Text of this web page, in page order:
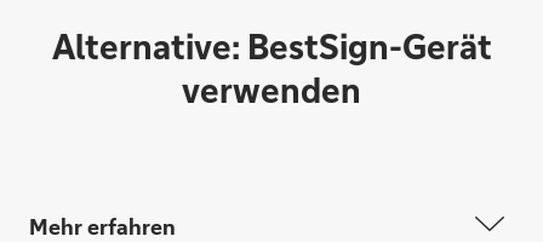
Alternative: BestSign-Gerät
verwenden
Mehr erfahren